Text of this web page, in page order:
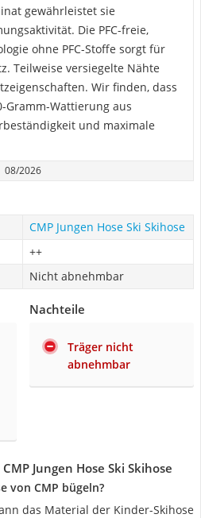
gewährleistet sie
Die PFC-freie,
ohne PFC-Stoffe sorgt für
Teilweise versiegelte Nähte
Wir finden, dass
Gramm-Wattierung aus
und maximale
08/2026
CMP Jungen Hose Ski Skihose
++
Nicht abnehmbar
Nachteile
Träger nicht
abnehmbar
Jungen Hose Ski Skihose
von CMP bügeln?
das Material der Kinder-Skihose